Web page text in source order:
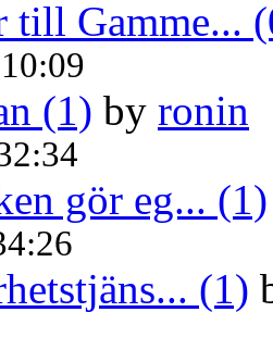
till Gamme...
(1) by ronin
gör eg... (1)
(1)